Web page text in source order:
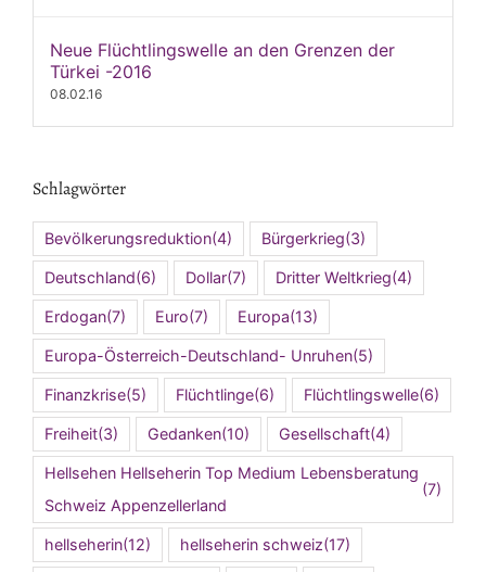
Neue Flüchtlingswelle an den Grenzen der
Türkei -2016
08.02.16
Schlagwörter
Bevölkerungsreduktion(4) Bürgerkrieg(3)
Deutschland(6) Dollar(7) Dritter Weltkrieg(4)
Erdogan(7) Euro(7) Europa(13)
Europa-Österreich-Deutschland- Unruhen(5)
Finanzkrise(5) Flüchtlinge(6) Flüchtlingswelle(6)
Freiheit(3) Gedanken(10) Gesellschaft(4)
Hellsehen Hellseherin Top Medium Lebensberatung
Schweiz Appenzellerland
(7)
hellseherin(12) hellseherin schweiz(17)